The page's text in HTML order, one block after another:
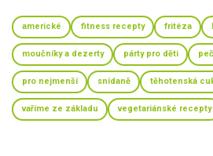
americké fitness recepty fritéza
moučníky a dezerty párty pro děti
pro nejmenší snídaně těhotenská
vaříme ze základu vegetariánské recepty